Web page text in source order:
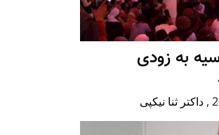
به زودی
, داکتر ثنا نیکپی